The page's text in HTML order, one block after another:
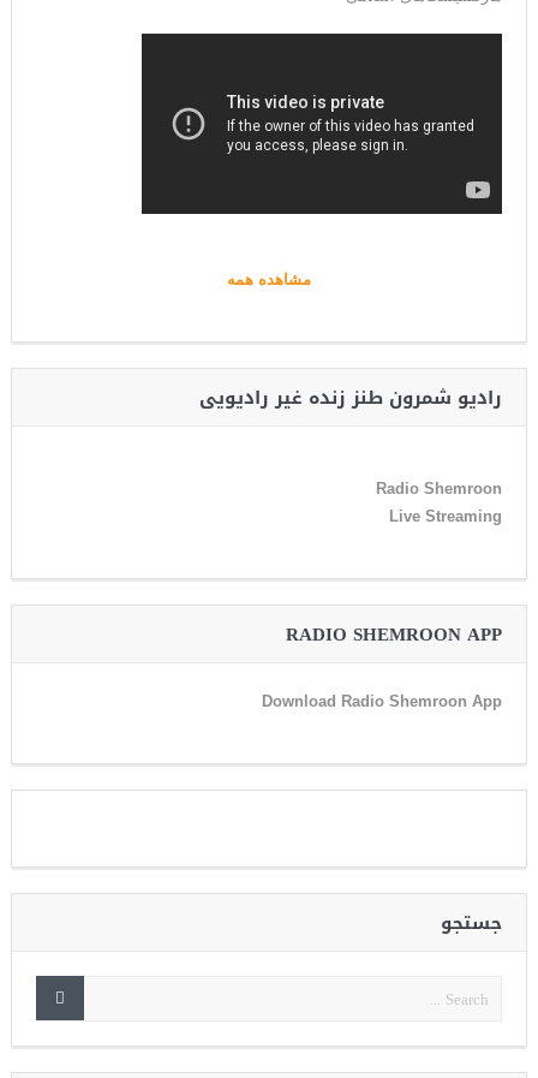
مشاهده همه
رادیو شمرون طنز زنده غیر رادیویی
Radio Shemroon
Live Streaming
RADIO SHEMROON APP
Download Radio Shemroon App
جستجو